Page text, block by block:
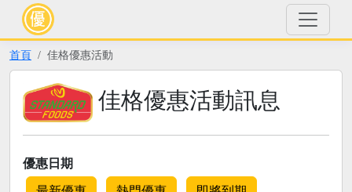
首頁 佳格優惠活動
佳格優惠活動訊息
優惠日期